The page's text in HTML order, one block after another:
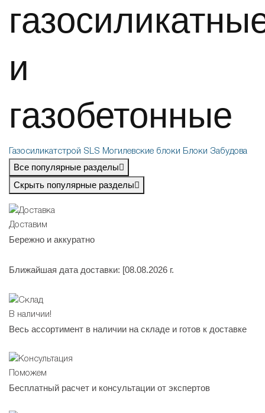
и
газобетонные
Газосиликатстрой SLS Могилевские блоки Блоки Забудова
Все популярные разделы
Скрыть популярные разделы
Доставим
Бережно и аккуратно
Ближайшая дата доставки: [08.08.2026 г.
В наличии!
Весь ассортимент в наличии на складе и готов к доставке
Поможем
Бесплатный расчет и консультации от экспертов